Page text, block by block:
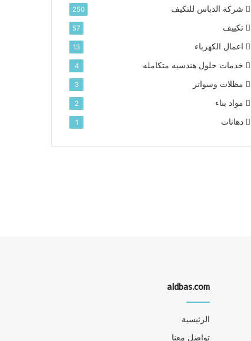
شركة الدباس للتكيف 250
تكييف 57
اعمال الكهرباء 13
خدمات حلول هندسيه متكامله 4
مظلات وسواتر 3
مواد بناء 2
دهانات 1
aldbas.com
الرئيسية
تواصل معنا